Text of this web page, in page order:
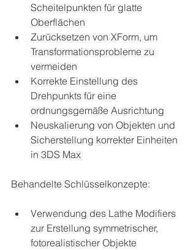
Scheitelpunkten für glatte
Oberflächen
Zurücksetzen von XForm, um
Transformationsprobleme zu
vermeiden
Korrekte Einstellung des
Drehpunkts für eine
ordnungsgemäße Ausrichtung
Neuskalierung von Objekten und
Sicherstellung korrekter Einheiten
in 3DS Max
Behandelte Schlüsselkonzepte:
Verwendung des Lathe Modifiers
zur Erstellung symmetrischer,
fotorealistischer Objekte